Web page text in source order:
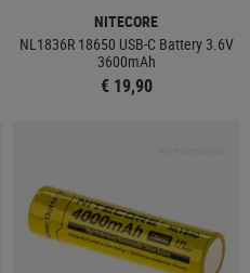
NITECORE
NL1836R 18650 USB-C Battery 3.6V
3600mAh
€ 19,90